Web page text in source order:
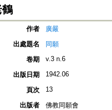
作者
廣嚴
出處題名
同願
卷期
v.3 n.6
出版日期 1942.06
頁次 13
出版者
佛教同願會